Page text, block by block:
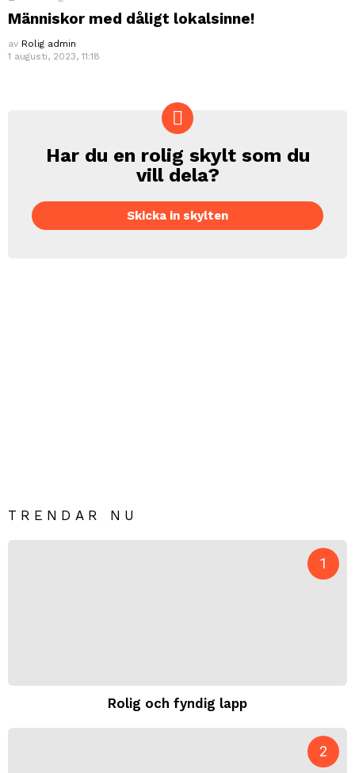
Människor med dåligt lokalsinne!
av Rolig admin
1 augusti, 2023, 11:18
CREATE
Har du en rolig skylt som du
vill dela?
Skicka in skylten
TRENDAR NU
Rolig och fyndig lapp